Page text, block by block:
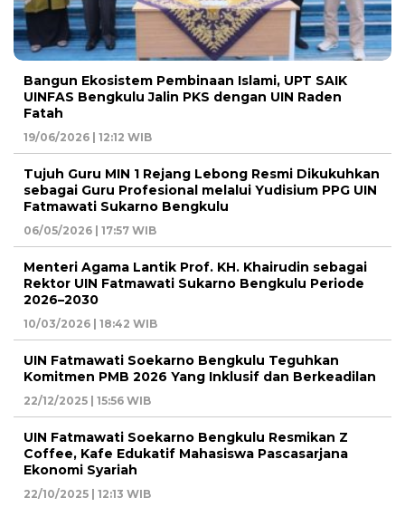
Bangun Ekosistem Pembinaan Islami, UPT SAIK
UINFAS Bengkulu Jalin PKS dengan UIN Raden
Fatah
19/06/2026 | 12:12 WIB
Tujuh Guru MIN 1 Rejang Lebong Resmi Dikukuhkan
sebagai Guru Profesional melalui Yudisium PPG UIN
Fatmawati Sukarno Bengkulu
06/05/2026 | 17:57 WIB
Menteri Agama Lantik Prof. KH. Khairudin sebagai
Rektor UIN Fatmawati Sukarno Bengkulu Periode
2026–2030
10/03/2026 | 18:42 WIB
UIN Fatmawati Soekarno Bengkulu Teguhkan
Komitmen PMB 2026 Yang Inklusif dan Berkeadilan
22/12/2025 | 15:56 WIB
UIN Fatmawati Soekarno Bengkulu Resmikan Z
Coffee, Kafe Edukatif Mahasiswa Pascasarjana
Ekonomi Syariah
22/10/2025 | 12:13 WIB